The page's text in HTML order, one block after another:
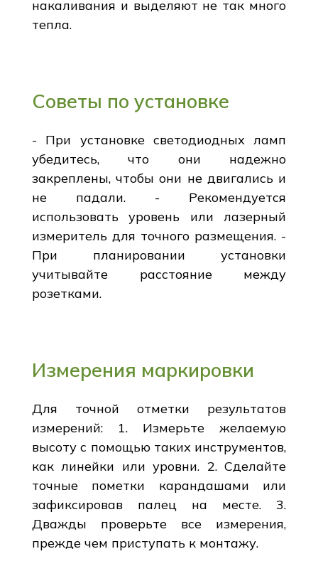
накаливания и выделяют не так много
тепла.
Советы по установке
- При установке светодиодных ламп
убедитесь, что они надежно
закреплены, чтобы они не двигались и
не падали. - Рекомендуется
использовать уровень или лазерный
измеритель для точного размещения. -
При планировании установки
учитывайте расстояние между
розетками.
Измерения маркировки
Для точной отметки результатов
измерений: 1. Измерьте желаемую
высоту с помощью таких инструментов,
как линейки или уровни. 2. Сделайте
точные пометки карандашами или
зафиксировав палец на месте. 3.
Дважды проверьте все измерения,
прежде чем приступать к монтажу.